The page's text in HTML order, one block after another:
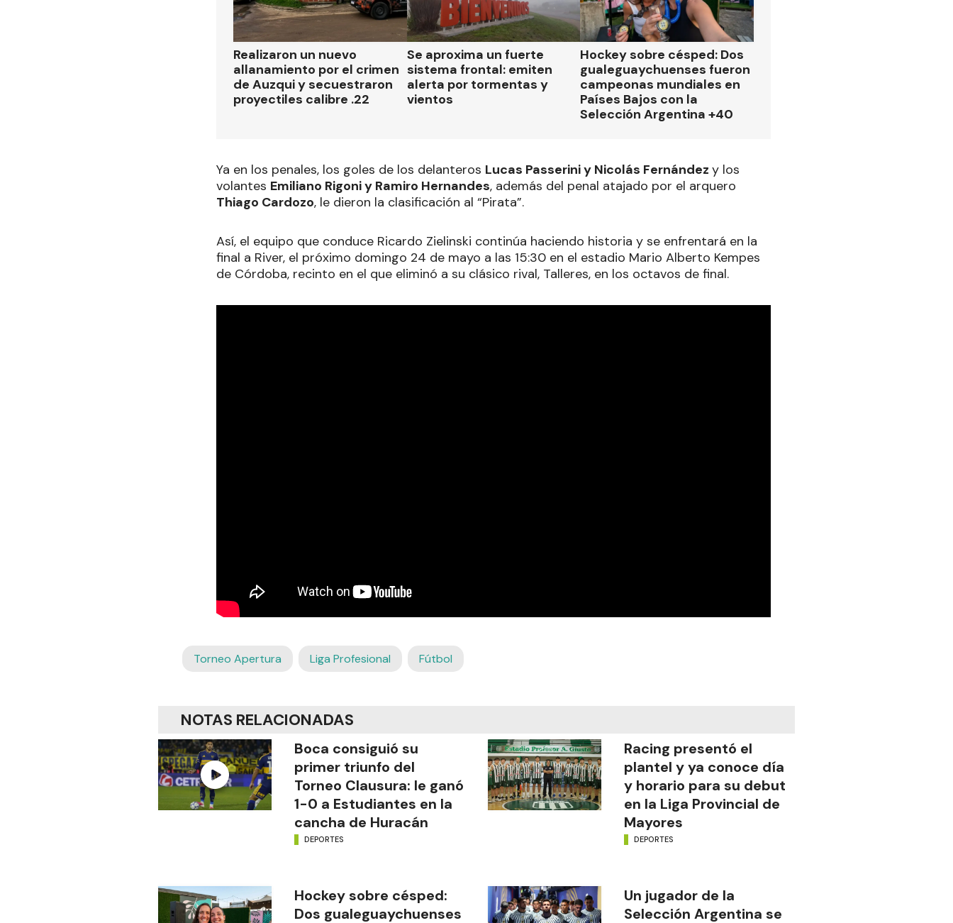
Realizaron un nuevo
allanamiento por el crimen
de Auzqui y secuestraron
proyectiles calibre .22
Se aproxima un fuerte
sistema frontal: emiten
alerta por tormentas y
vientos
Hockey sobre césped: Dos
gualeguaychuenses fueron
campeonas mundiales en
Países Bajos con la
Selección Argentina +40
Ya en los penales, los goles de los delanteros Lucas Passerini y Nicolás Fernández y los
volantes Emiliano Rigoni y Ramiro Hernandes, además del penal atajado por el arquero
Thiago Cardozo, le dieron la clasificación al “Pirata”.
Así, el equipo que conduce Ricardo Zielinski continúa haciendo historia y se enfrentará en la
final a River, el próximo domingo 24 de mayo a las 15:30 en el estadio Mario Alberto Kempes
de Córdoba, recinto en el que eliminó a su clásico rival, Talleres, en los octavos de final.
Torneo Apertura Liga Profesional Fútbol
NOTAS RELACIONADAS
Boca consiguió su
primer triunfo del
Torneo Clausura: le ganó
1-0 a Estudiantes en la
cancha de Huracán
DEPORTES
Racing presentó el
plantel y ya conoce día
y horario para su debut
en la Liga Provincial de
Mayores
DEPORTES
Hockey sobre césped:
Dos gualeguaychuenses
Un jugador de la
Selección Argentina se